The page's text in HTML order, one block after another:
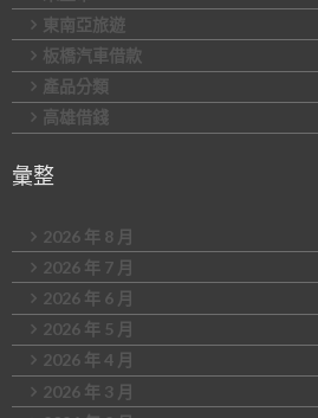
東南亞旅遊
板橋汽車借款
產品分類
高雄借錢
彙整
2026 年 8 月
2026 年 7 月
2026 年 6 月
2026 年 5 月
2026 年 4 月
2026 年 3 月